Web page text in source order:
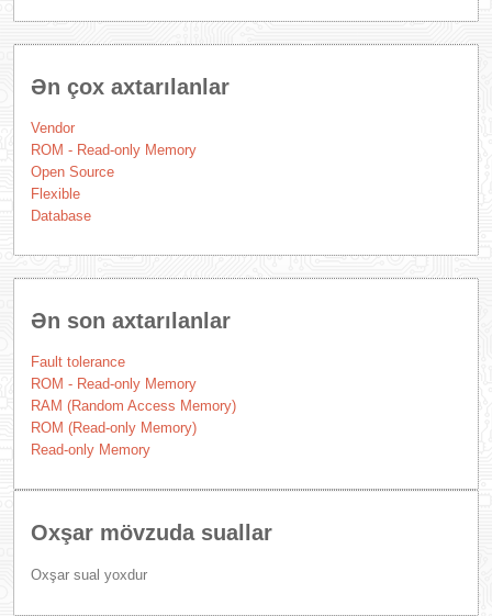
Ən çox axtarılanlar
Vendor
ROM - Read-only Memory
Open Source
Flexible
Database
Ən son axtarılanlar
Fault tolerance
ROM - Read-only Memory
RAM (Random Access Memory)
ROM (Read-only Memory)
Read-only Memory
Oxşar mövzuda suallar
Oxşar sual yoxdur